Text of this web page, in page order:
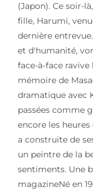
(Japon). Ce soir-
fille, Harumi,
dernière
et d'humanité,
face-à-face ravive
mémoire de
dramatique avec
passées comme
encore les
a construite de
un peintre de la
sentiments. Une
magazineNé en